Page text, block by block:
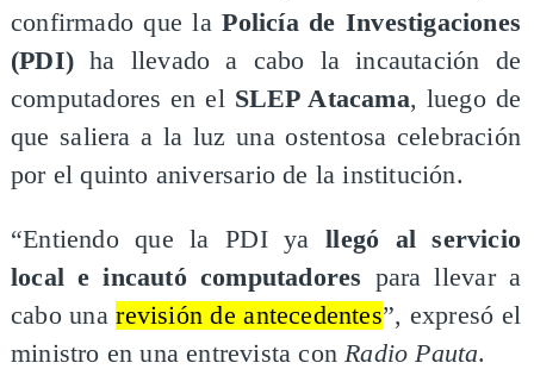
confirmado que laPolicía de Investigaciones
(PDI)ha llevado a cabo la incautación de
computadores en el SLEP Atacama, luego de
que saliera a la luz una ostentosa celebración
por el quinto aniversario de la institución.
“Entiendo que la PDI yallegó al servicio
local e incautó computadores para llevar a
cabo unarevisión de antecedentes”, expresó el
ministro en una entrevista con Radio Pauta.